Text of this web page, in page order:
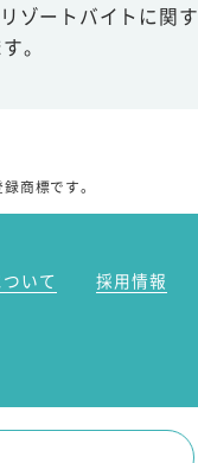
ゾートバイトに関
。
商標です。
いて 採用情報